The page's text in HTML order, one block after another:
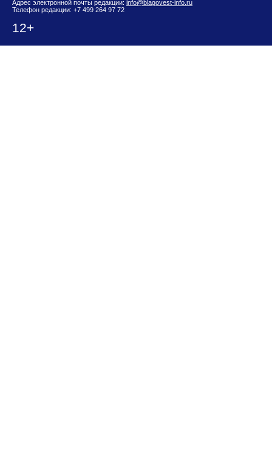
Адрес электронной почты редакции: info@blagovest-info.ru
Телефон редакции: +7 499 264 97 72
12+